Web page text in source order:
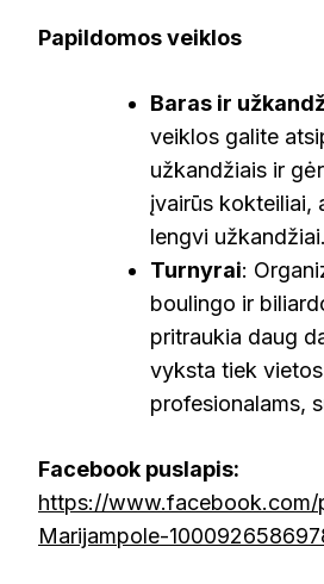
Papildomos veiklos
Baras ir
veiklos galite
užkandžiais ir
įvairūs kokteiliai,
lengvi užkandžiai.
Turnyrai:
boulingo ir
pritraukia daug
vyksta tiek
profesionalams,
Facebook puslapis:
https://
Marijampole-